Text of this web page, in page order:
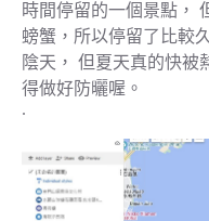
時間停留的一個景點，
螃蟹，所以停留了比較
陰天， 但夏天真的快被
得做好防曬喔。
.